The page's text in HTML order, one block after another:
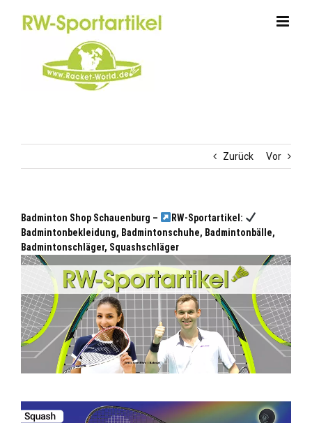
Zurück Vor
Badminton Shop Schauenburg –
RW-Sportartikel:
Badmintonbekleidung, Badmintonschuhe, Badmintonbälle,
Badmintonschläger, Squashschläger